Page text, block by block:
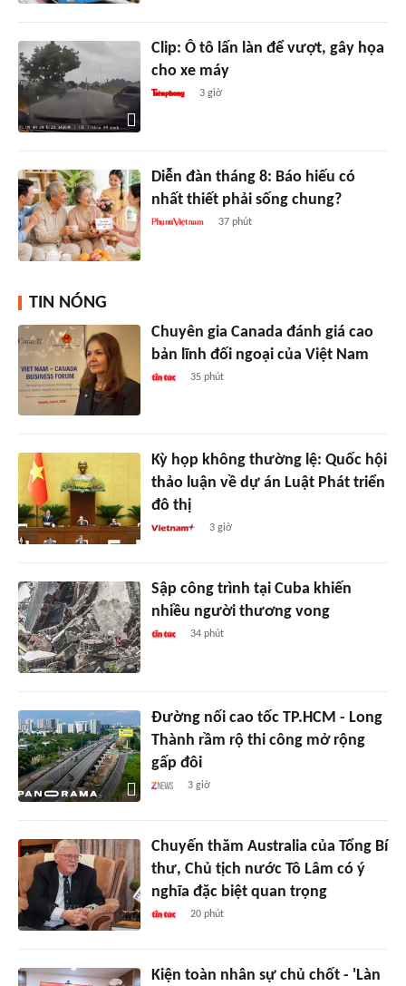
Clip: Ô tô lấn làn để vượt, gây họa
cho xe máy
3 giờ
Diễn đàn tháng 8: Báo hiếu có
nhất thiết phải sống chung?
37 phút
TIN NÓNG
Chuyên gia Canada đánh giá cao
bản lĩnh đối ngoại của Việt Nam
35 phút
Kỳ họp không thường lệ: Quốc hội
thảo luận về dự án Luật Phát triển
đô thị
3 giờ
Sập công trình tại Cuba khiến
nhiều người thương vong
34 phút
Đường nối cao tốc TP.HCM - Long
Thành rầm rộ thi công mở rộng
gấp đôi
3 giờ
Chuyến thăm Australia của Tổng Bí
thư, Chủ tịch nước Tô Lâm có ý
nghĩa đặc biệt quan trọng
20 phút
Kiện toàn nhân sự chủ chốt - 'Làn